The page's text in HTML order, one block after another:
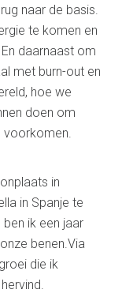
naar de basis.
te komen en
daarnaast om
met burn-out en
hoe we
doen om
voorkomen.
in
in Spanje te
ik een jaar
benen.Via
die ik